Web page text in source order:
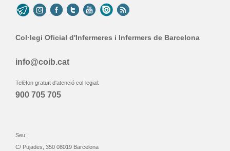
Col·legi Oficial d'Infermeres i Infermers de Barcelona
info@coib.cat
Telèfon gratuït d'atenció col·legial:
900 705 705
Seu:
C/ Pujades, 350 08019 Barcelona